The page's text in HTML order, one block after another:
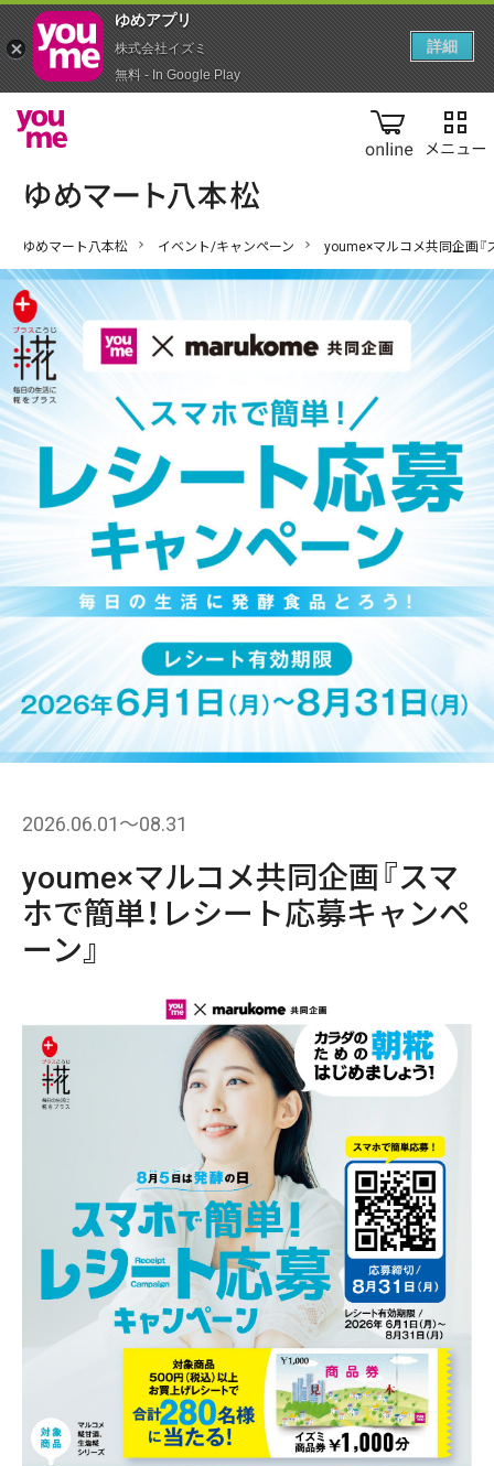
online
ゆめマート八本松 イベント/キャンペーン youme×マルコメ共同企画『
2026.06.01〜08.31
youme×マルコメ共同企画『スマ
ホで簡単！レシート応募キャンペ
ーン』
ゆめアプ‪リ‬
株式会社イズミ
無料 - In Google Play
詳細